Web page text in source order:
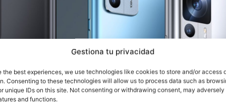
Gestiona tu privacidad
the best experiences, we use technologies like cookies to store and/or access
Consenting to these technologies will allow us to process data such as
unique IDs on this site. Not consenting or withdrawing consent, may
and functions.